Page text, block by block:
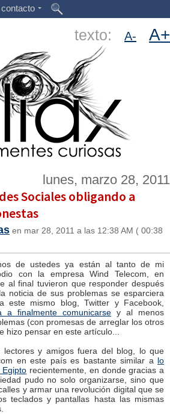
contacto
texto: A- A+
lunes, marzo 28, 2011
Sociales obligando a
en mar 28, 2011 a las 12:38 AM ( 00:38
de ustedes ya están al tanto de mi
con la empresa Wind Telecom, en
al final tuvieron que responder después
noticia de sus problemas se esparciera
este mismo blog, Twitter y Facebook,
finalmente comunicarse y al menos
(con promesas de arreglar los otros
hizo pensar en este artículo...
y amigos fuera del blog, lo que
en este país es bastante similar a lo
recientemente, en donde gracias a
pudo no solo organizarse, sino que
y armar una revolución digital que se
teclados y pantallas hasta las mismas